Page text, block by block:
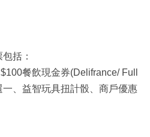
括：
餐飲現金券(Delifrance/ Full
、益智玩具扭計骰、商戶優惠